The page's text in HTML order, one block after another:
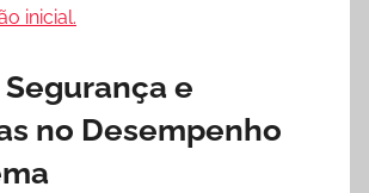
inicial.
Segurança e
no Desempenho